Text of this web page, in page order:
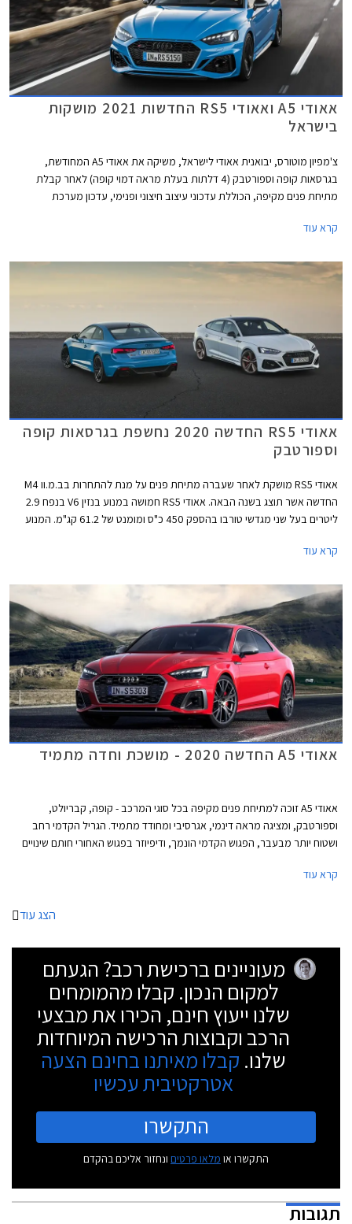
אאודי A5 ואאודי RS5 החדשות 2021 מושקות
בישראל
צ'מפיון מוטורס, יבואנית אאודי לישראל, משיקה את אאודי A5 המחודשת,
בגרסאות קופה וספורטבק (4 דלתות בעלת מראה דמוי קופה) לאחר קבלת
מתיחת פנים מקיפה, הכוללת עדכוני עיצוב חיצוני ופנימי, עדכון מערכת
שודרגו אבזור הנוחות והבטיחות.
קרא עוד
אאודי RS5 החדשה 2020 נחשפת בגרסאות קופה
וספורטבק
אאודי RS5 מושקת לאחר שעברה מתיחת פנים על מנת להתחרות בב.מ.וו M4
החדשה אשר תוצג בשנה הבאה. אאודי RS5 חמושה במנוע בנזין V6 בנפח 2.9
ליטרים בעל שני מגדשי טורבו בהספק 450 כ"ס ומומנט של 61.2 קג"מ. המנוע
דינמיק המוסיפה גם דיפרנציאל ספורט אחורי. המנוע שוקל 182 ק"ג בלבד וכולל
בתוך חלל ה- V את צמד מגדשי הטורבו, המייצרים לחץ גדישה של 1.5 באר.
קרא עוד
אאודי A5 החדשה 2020 - מושכת וחדה מתמיד
אאודי A5 זוכה למתיחת פנים מקיפה בכל סוגי המרכב - קופה, קבריולט,
וספורטבק, ומציגה מראה דינמי, אגרסיבי ומחודד מתמיד. הגריל הקדמי רחב
ושטוח יותר מבעבר, הפגוש הקדמי הונמך, ודיפיוזר בפגוש האחורי חותם שינויים
ומאחור, לטובת הופעה דרמטית יותר.
קרא עוד
הצג עוד
מעוניינים ברכישת רכב? הגעתם
למקום הנכון. קבלו מהמומחים
שלנו ייעוץ חינם, הכירו את מבצעי
הרכב וקבוצות הרכישה המיוחדות
שלנו. קבלו מאיתנו בחינם הצעה
אטרקטיבית עכשיו
התקשרו
התקשרו או מלאו פרטים ונחזור אליכם בהקדם
תגובות